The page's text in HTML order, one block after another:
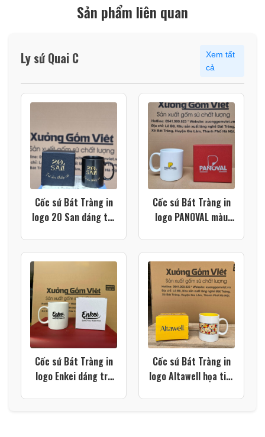
Sản phẩm liên quan
Ly sứ Quai C
Xem tất
cả
Cốc sứ Bát Tràng in
logo 20 San dáng trụ
Cốc sứ Bát Tràng in
logo PANOVAL màu
Cốc sứ Bát Tràng in
logo Enkei dáng trụ
Cốc sứ Bát Tràng in
logo Altawell họa tiết